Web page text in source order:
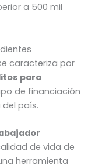
a 500 mil
caracteriza por
para
de financiación
país.
de vida de
herramienta